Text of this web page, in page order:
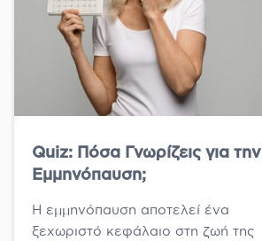
Quiz: Πόσα Γνωρίζεις για την
Εμμηνόπαυση;
Η εμμηνόπαυση αποτελεί ένα
ξεχωριστό κεφάλαιο στη ζωή της